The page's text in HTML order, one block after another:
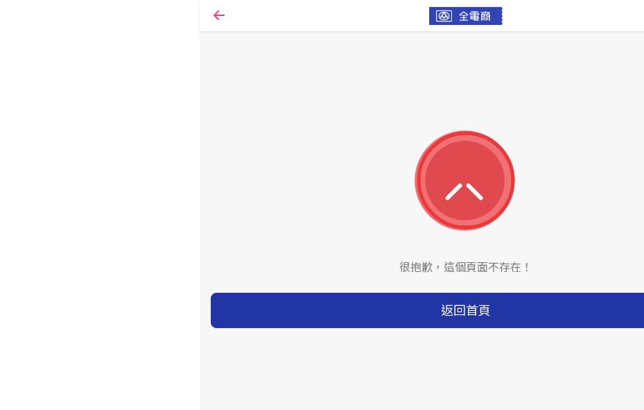
很抱歉，這個頁面不存在！
返回首頁